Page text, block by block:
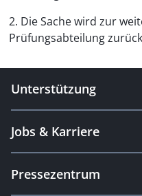
2. Die Sache wird zur
Prüfungsabteilung
Unterstützung
Jobs & Karriere
Pressezentrum